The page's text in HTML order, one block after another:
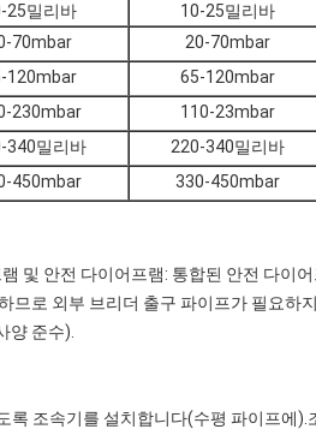
25밀리바 10-25밀리바
70mbar 20-70mbar
120mbar 65-120mbar
230mbar 110-23mbar
340밀리바 220-340밀리바
450mbar 330-450mbar
및 안전 다이어프램: 통합된 안전 다이
므로 외부 브리더 출구 파이프가 필요하
양 준수).
록 조속기를 설치합니다(수평 파이프에